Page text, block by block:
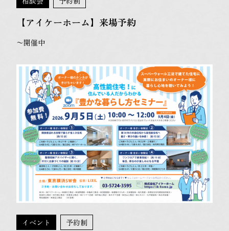
【アイケーホーム】来場予約
〜開催中
イベント 予約制